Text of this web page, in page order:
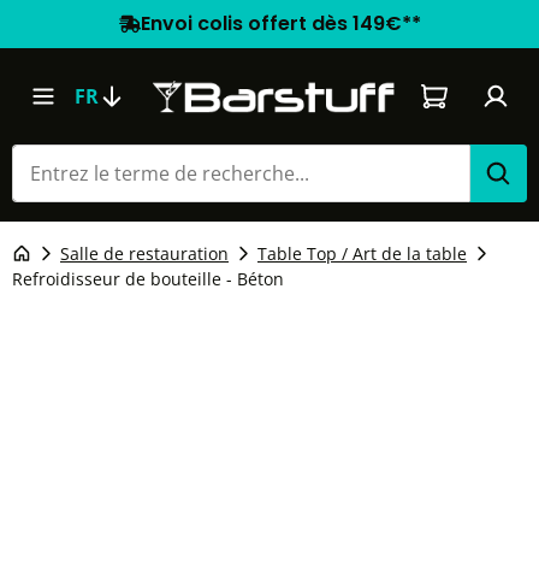
Envoi colis offert dès 149€**
FR Le panier
Salle de restauration
Table Top / Art de la table
Refroidisseur de bouteille - Béton